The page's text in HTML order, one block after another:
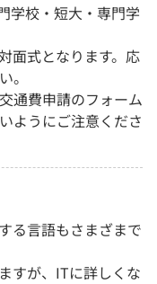
学校・短大・専門学
面式となります。応
。
通費申請のフォーム
ようにご注意くださ
る言語もさまざまで
すが、ITに詳しくな